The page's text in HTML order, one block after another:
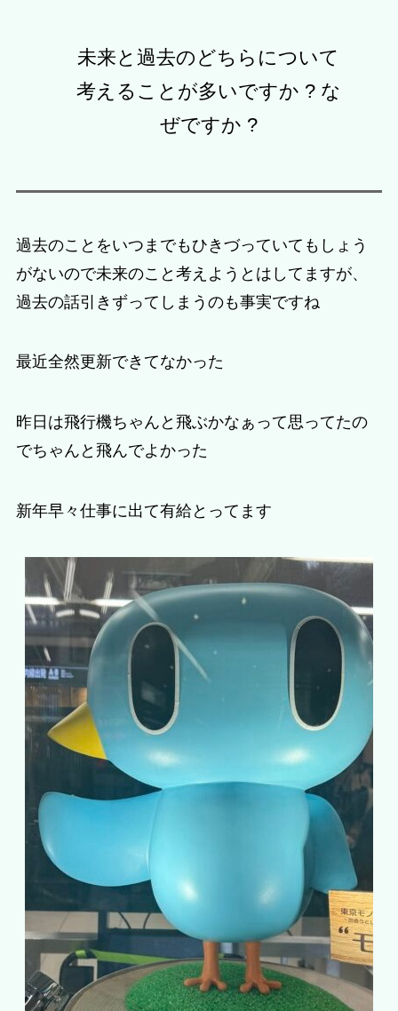
未来と過去のどちらについて
考えることが多いですか ? な
ぜですか ?
過去のことをいつまでもひきづっていてもしょう
がないので未来のこと考えようとはしてますが、
過去の話引きずってしまうのも事実ですね
最近全然更新できてなかった
昨日は飛行機ちゃんと飛ぶかなぁって思ってたの
でちゃんと飛んでよかった
新年早々仕事に出て有給とってます